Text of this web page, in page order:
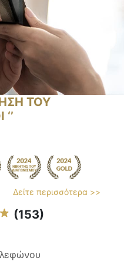
ΤΟΥ
Δείτε περισσότερα >>
(153)